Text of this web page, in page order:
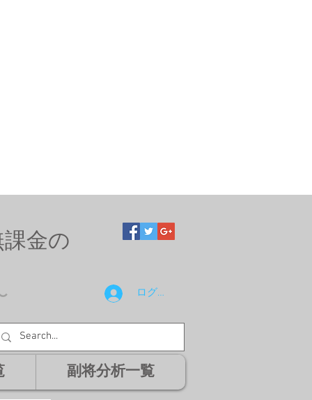
金の
ログイン
副将分析一覧